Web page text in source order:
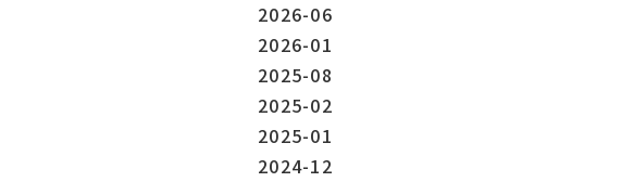
2026-06
2026-01
2025-08
2025-02
2025-01
2024-12